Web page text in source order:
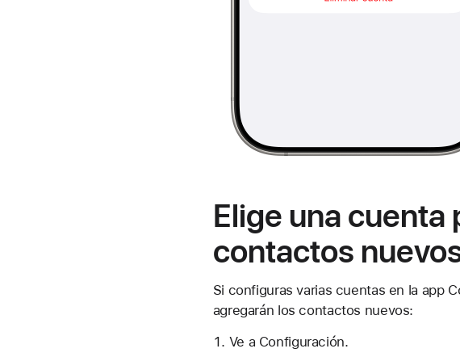
Elige una
contactos
Si configuras varias cuentas en la app
agregarán los contactos nuevos:
Ve a Configuración.